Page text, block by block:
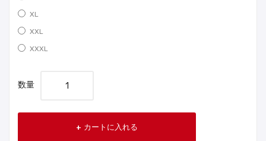
XL
XXL
XXXL
数量
カートに入れる